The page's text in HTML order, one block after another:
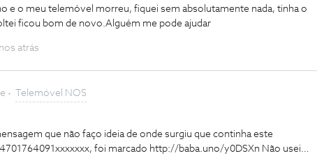
e o meu telemóvel morreu, fiquei sem absolutamente nada, tinha o
ficou bom de novo.Alguém me pode ajudar
atrás
Telemóvel NOS
que não faço ideia de onde surgiu que continha este
foi marcado http://baba.uno/y0DSXn Não usei